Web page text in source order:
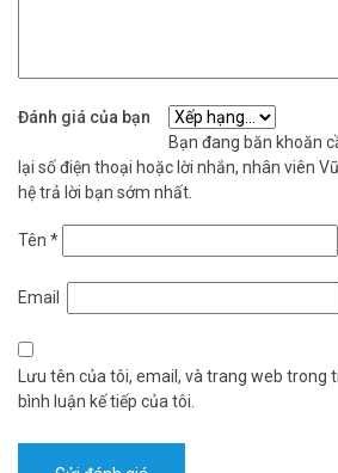
Đánh giá của bạn
Bạn đang băn khoăn
lại số điện thoại hoặc lời nhắn, nhân viên
hệ trả lời bạn sớm nhất.
Tên *
Email
Lưu tên của tôi, email, và trang web trong
bình luận kế tiếp của tôi.